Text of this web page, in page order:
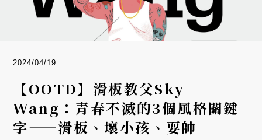
2024/04/19
【OOTD】滑板教父Sky
Wang：青春不滅的3個風格關鍵
字——滑板、壞小孩、耍帥